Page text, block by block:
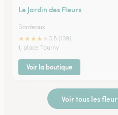
Le Jardin des Fleurs
Bordeaux
★★★★
3.8 (139)
1, place Tourny
Voir la boutique
Voir tous les